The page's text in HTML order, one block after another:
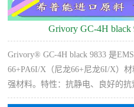
Grivory GC-4H
Grivory® GC-4H black 9833 是
66+PA6I/X（尼龙66+尼龙6I/X）
强材料。特性：抗静电、良好的抗